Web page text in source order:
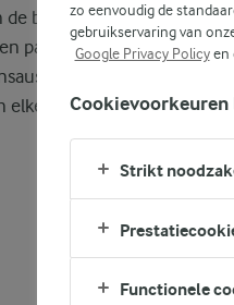
de buitenlucht.
passen
Licht, fris
elke zomerse
zo eenvoudig de
gebruikservaring van
Google Privacy Policyen
Cookievoorkeuren
Strikt
Functionele